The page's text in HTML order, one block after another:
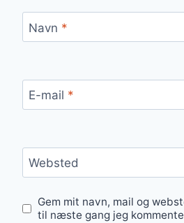
Navn *
E-mail *
Websted
Gem mit navn, mail og
til næste gang jeg